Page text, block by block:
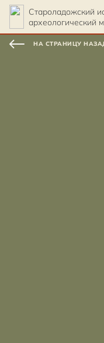
Староладожский
археологический
НА СТРАНИЦУ